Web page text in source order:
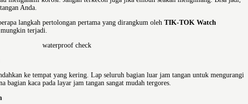
Anda.
langkah pertolongan pertama yang dirangkum oleh TIK-TOK Watch
terjadi.
ke tempat yang kering. Lap seluruh bagian luar jam tangan untuk mengurangi
bagian kaca pada layar jam tangan sangat mudah tergores.